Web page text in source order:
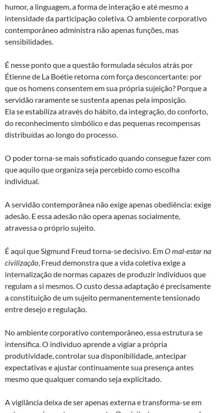
humor, a linguagem, a forma de interação e até mesmo a
intensidade da participação coletiva. O ambiente corporativo
contemporâneo administra não apenas funções, mas
sensibilidades.
É nesse ponto que a questão formulada séculos atrás por
Étienne de La Boétie retorna com força desconcertante: por
que os homens consentem em sua própria sujeição? Porque a
servidão raramente se sustenta apenas pela imposição.
Ela se estabiliza através do hábito, da integração, do conforto,
do reconhecimento simbólico e das pequenas recompensas
distribuídas ao longo do processo.
O poder torna-se mais sofisticado quando consegue fazer com
que aquilo que organiza seja percebido como escolha
individual.
A servidão contemporânea não exige apenas obediência: exige
adesão. E essa adesão não opera apenas socialmente,
atravessa o próprio sujeito.
É aqui que Sigmund Freud torna-se decisivo. EmO mal-estar na
civilização , Freud demonstra que a vida coletiva exige a
internalização de normas capazes de produzir indivíduos que
regulam a si mesmos. O custo dessa adaptação é precisamente
a constituição de um sujeito permanentemente tensionado
entre desejo e regulação.
No ambiente corporativo contemporâneo, essa estrutura se
intensifica. O indivíduo aprende a vigiar a própria
produtividade, controlar sua disponibilidade, antecipar
expectativas e ajustar continuamente sua presença antes
mesmo que qualquer comando seja explicitado.
A vigilância deixa de ser apenas externa e transforma-se em